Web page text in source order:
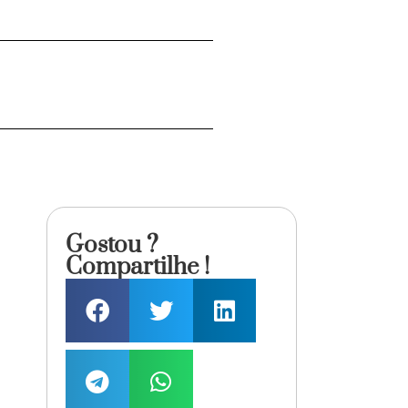
Gostou ?
Compartilhe !